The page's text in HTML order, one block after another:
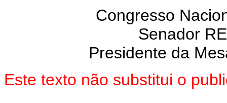
Congresso
Senador
Presidente da
Este texto não substitui o